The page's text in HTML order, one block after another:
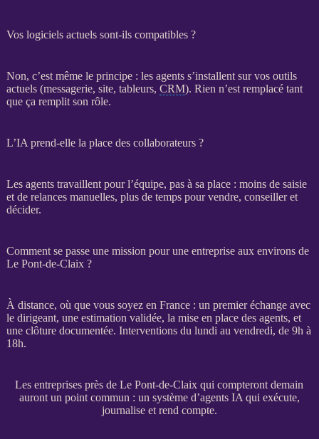
Vos logiciels actuels sont-ils compatibles ?
Non, c’est même le principe : les agentss’installent sur vos outils
actuels (messagerie, site, tableurs, CRM). Rien n’est remplacé tant
que ça remplit son rôle.
L’IA prend-elle la place des collaborateurs ?
Les agentstravaillent pour l’équipe, pas à sa place : moins de saisie
et de relancesmanuelles, plus de temps pour vendre, conseiller et
décider.
Comment se passe une mission pour une entreprise aux environs de
Le Pont-de-Claix ?
À distance, où que vous soyez en France : un premier échange avec
le dirigeant, une estimation validée, la mise en place des agents, et
une clôture documentée. Interventions du lundi au vendredi, de 9h à
18h.
Les entreprises près de Le Pont-de-Claix qui compteront demain
auront un point commun : un système d’agents IA qui exécute,
journalise et rend compte.